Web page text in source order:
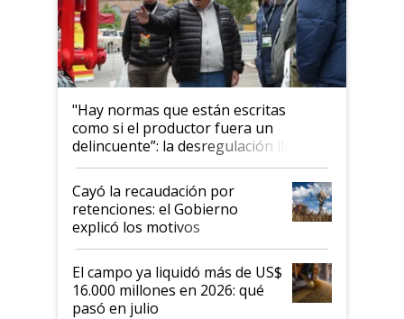
"Hay normas que están escritas
como si el productor fuera un
delincuente”: la desregulación llegó
al Congreso Aapresid y hasta se
habló del financiamiento al IPCVA
Cayó la recaudación por
retenciones: el Gobierno
explicó los motivos
El campo ya liquidó más de US$
16.000 millones en 2026: qué
pasó en julio